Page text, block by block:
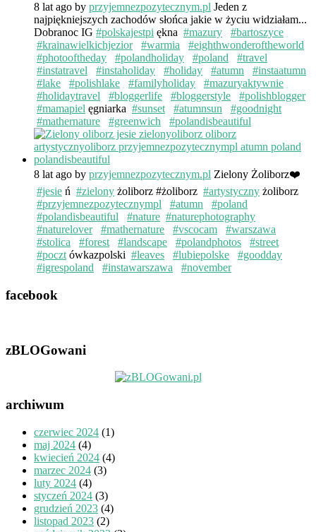
8 lat ago by przyjemnezpozytecznym.pl Jeden z
najpiękniejszych zachodów słońca jakie w życiu widziałam...
Dobranoc IG #polskajestpi ękna #mazury
#bartoszyce
#krainawielkichjezior
#warmia
#eighthwonderoftheworld
#photooftheday
#polandholiday #poland
#travel
#instatravel
#instaholiday #holiday #atumn
#instaatumn
#lake
#polishlake #familyholiday
#mazuryaktywnie
#holidaytravel
#bloggerlife #bloggerstyle
#polishblogger
#mamapiel ęgniarka #sunset #atumnsun
#goodnight
#mathernature
#greenwich #polandisbeautiful
8 lat ago by przyjemnezpozytecznym.pl Zielony Żoliborz❤️
#jesie ń #zielony żoliborz #żoliborz #artystyczny żoliborz
#przyjemnezpozytecznympl
#atumn
#poland
#polandisbeautiful
#nature #naturephotography
#naturelover
#mathernature #vscocam
#warszawa
#stolica
#forest #landscape #polandphotos
#street
#pocztówkazpolski #leaves #lubiepolske
#goodday
#igrespoland
#instawarszawa #november
facebook
zBLOGowani
archiwum
czerwiec 2024 (1)
maj 2024 (4)
kwiecień 2024 (4)
marzec 2024 (3)
luty 2024 (4)
styczeń 2024 (3)
grudzień 2023 (4)
listopad 2023 (2)